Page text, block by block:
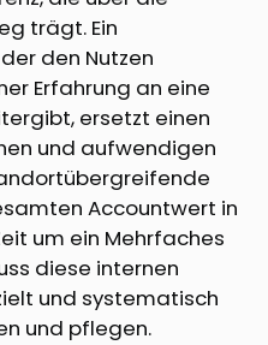
trägt. Ein
den Nutzen
Erfahrung an eine
ersetzt einen
und aufwendigen
Accountwert in
um ein Mehrfaches
diese internen
und systematisch
und pflegen.